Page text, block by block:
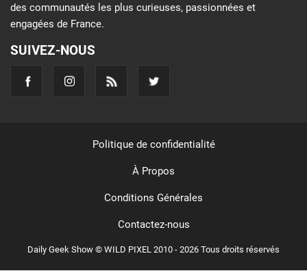
des communautés les plus curieuses, passionnées et
engagées de France.
SUIVEZ-NOUS
Daily Geek Show © WILD PIXEL 2010 - 2026 Tous droits réservés
Politique de confidentialité
À Propos
Conditions Générales
Contactez-nous